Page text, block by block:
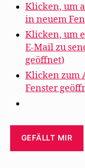
Klicken, um
in neuem
Klicken, um
E-Mail zu
geöffnet)
Klicken zum
Fenster
GEFÄLLT MIR